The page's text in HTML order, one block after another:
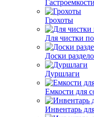
Гастроемкости
Грохоты
Для чистки
Доски
Дуршлаги
Емкости для
Инвентарь